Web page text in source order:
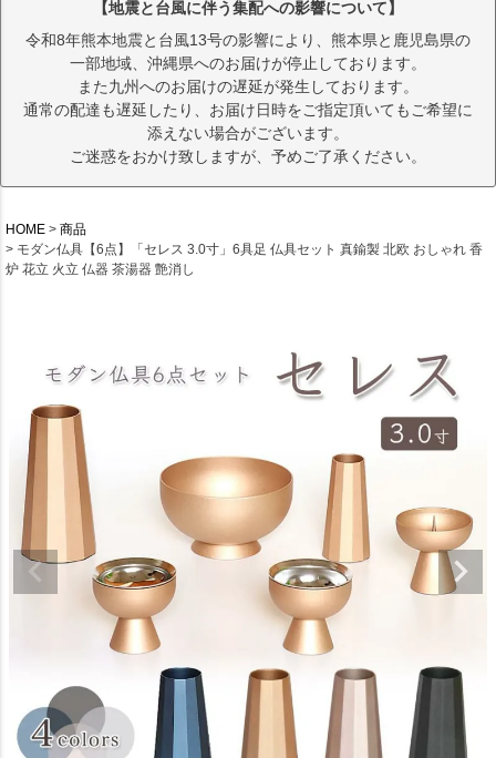
【地震と台風に伴う集配への影響について】
令和8年熊本地震と台風13号の影響により、熊本県と鹿児島県の
一部地域、沖縄県へのお届けが停止しております。
また九州へのお届けの遅延が発生しております。
通常の配達も遅延したり、お届け日時をご指定頂いてもご希望に
添えない場合がございます。
ご迷惑をおかけ致しますが、予めご了承ください。
HOME
商品
モダン仏具【6点】「セレス 3.0寸」6具足 仏具セット 真鍮製 北欧 おしゃれ 香
炉 花立 火立 仏器 茶湯器 艶消し